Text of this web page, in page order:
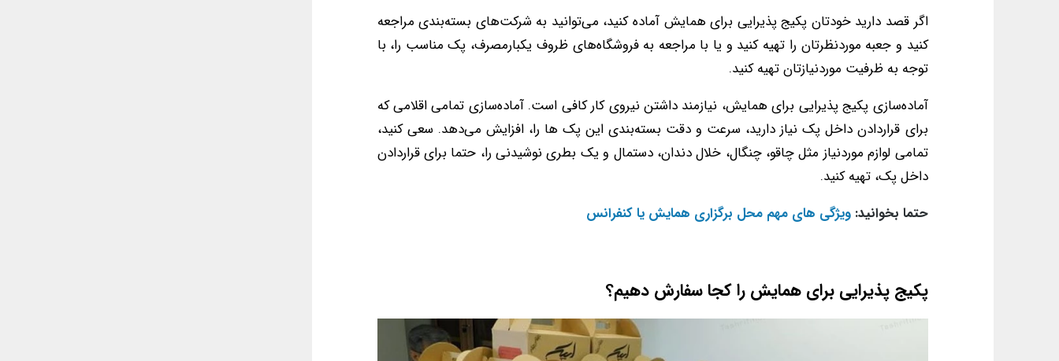
اگر قصد دارید خودتان پکیج پذیرایی برای همایش آماده کنید، می‌توانید به شرکت‌های بسته‌بندی مراجعه
کنید و جعبه موردنظرتان را تهیه کنید و یا با مراجعه به فروشگاه‌های ظروف یکبارمصرف، پک مناسب را، با
توجه به ظرفیت موردنیازتان تهیه کنید.
آماده‌سازی پکیج پذیرایی برای همایش، نیازمند داشتن نیروی کار کافی است. آماده‌سازی تمامی اقلامی که
برای قراردادن داخل پک نیاز دارید، سرعت و دقت بسته‌بندی این پک‌ ها را، افزایش می‌دهد. سعی کنید،
تمامی لوازم موردنیاز مثل چاقو، چنگال، خلال دندان، دستمال و یک بطری نوشیدنی را، حتما برای قراردادن
داخل پک، تهیه کنید.
حتما بخوانید:ویژگی های مهم محل برگزاری همایش یا کنفرانس
پکیج پذیرایی برای همایش را کجا سفارش دهیم؟